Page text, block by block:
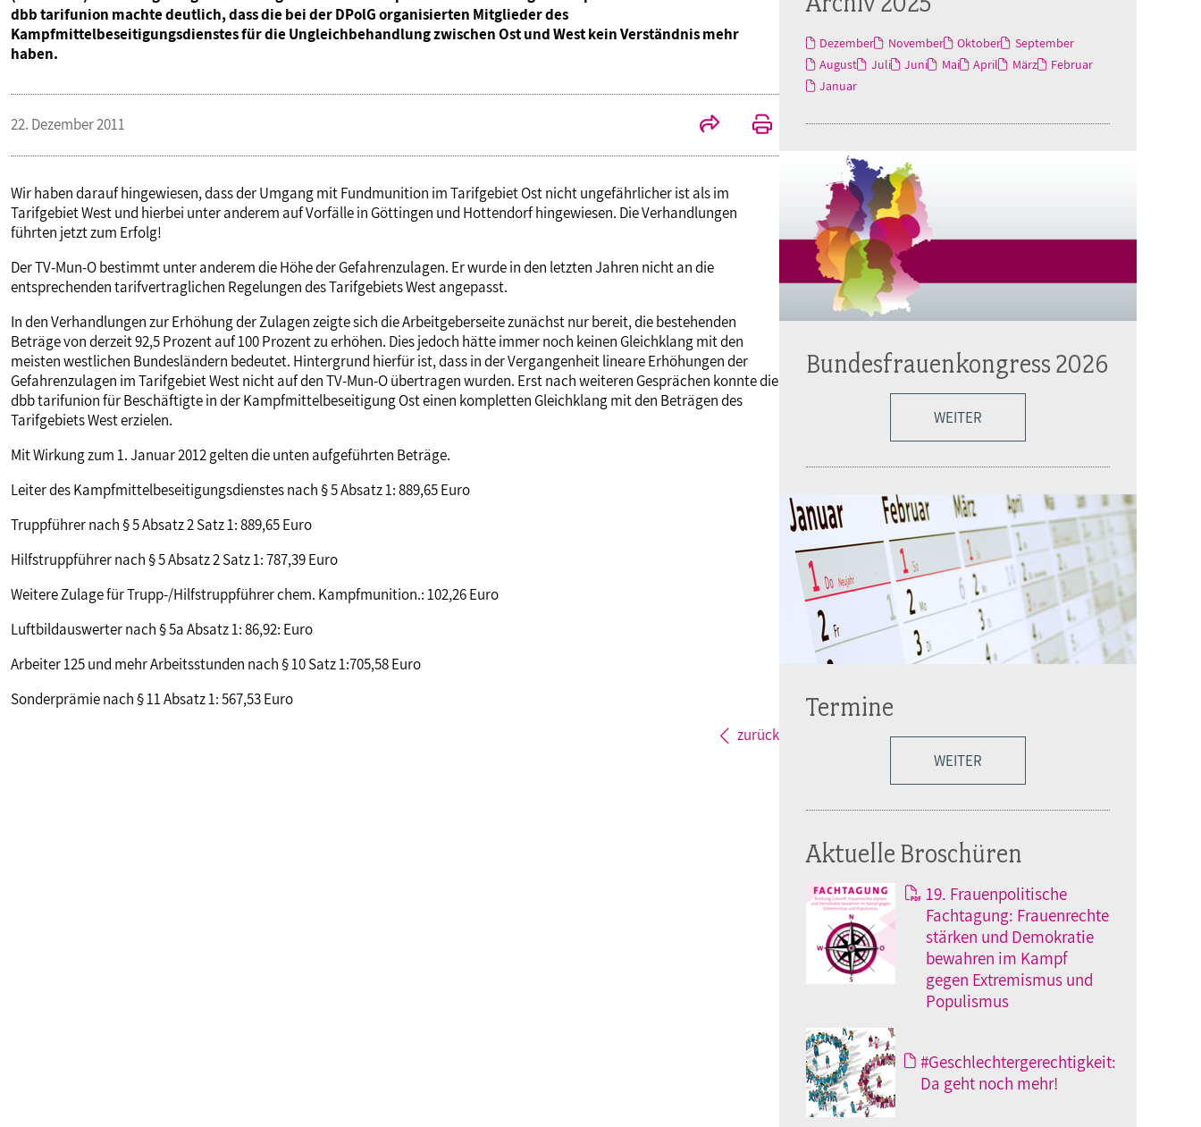
Mitgliedsgewerkschaften
Kooperationen
Alterssicherung
Bildung
Gesundheit
Gender Budgeting
Europa
Stellungnahmen
Digitalisierung
Frauenrecht kompakt
PUBLIKATIONEN
TERMINE & VERANSTALTUNGEN
Seminare
MITGLIEDSCHAFT & SERVICE
Akademie
Verlag
dbb tarifunion machte deutlich, dass die bei der DPolG organisierten Mitglieder des
Kampfmittelbeseitigungsdienstes für die Ungleichbehandlung zwischen Ost und West kein Verständnis mehr
haben.
22. Dezember 2011
Wir haben darauf hingewiesen, dass der Umgang mit Fundmunition im Tarifgebiet Ost nicht ungefährlicher ist als im
Tarifgebiet West und hierbei unter anderem auf Vorfälle in Göttingen und Hottendorf hingewiesen. Die Verhandlungen
führten jetzt zum Erfolg!
Der TV-Mun-O bestimmt unter anderem die Höhe der Gefahrenzulagen. Er wurde in den letzten Jahren nicht an die
entsprechenden tarifvertraglichen Regelungen des Tarifgebiets West angepasst.
In den Verhandlungen zur Erhöhung der Zulagen zeigte sich die Arbeitgeberseite zunächst nur bereit, die bestehenden
Beträge von derzeit 92,5 Prozent auf 100 Prozent zu erhöhen. Dies jedoch hätte immer noch keinen Gleichklang mit den
meisten westlichen Bundesländern bedeutet. Hintergrund hierfür ist, dass in der Vergangenheit lineare Erhöhungen der
Gefahrenzulagen im Tarifgebiet West nicht auf den TV-Mun-O übertragen wurden. Erst nach weiteren Gesprächen konnte die
dbb tarifunion für Beschäftigte in der Kampfmittelbeseitigung Ost einen kompletten Gleichklang mit den Beträgen des
Tarifgebiets West erzielen.
Mit Wirkung zum 1. Januar 2012 gelten die unten aufgeführten Beträge.
Leiter des Kampfmittelbeseitigungsdienstes nach § 5 Absatz 1: 889,65 Euro
Truppführer nach § 5 Absatz 2 Satz 1: 889,65 Euro
Hilfstruppführer nach § 5 Absatz 2 Satz 1: 787,39 Euro
Weitere Zulage für Trupp-/Hilfstruppführer chem. Kampfmunition.: 102,26 Euro
Luftbildauswerter nach § 5a Absatz 1: 86,92: Euro
Arbeiter 125 und mehr Arbeitsstunden nach § 10 Satz 1:705,58 Euro
Sonderprämie nach § 11 Absatz 1: 567,53 Euro
zurück
Dezember November Oktober
September
August
Juli Juni Mai April März
Februar
Januar
Bundesfrauenkongress 2026
WEITER
Termine
WEITER
Aktuelle Broschüren
19. Frauenpolitische
Fachtagung: Frauenrechte
stärken und Demokratie
bewahren im Kampf
gegen Extremismus und
Populismus
#Geschlechtergerechtigkeit:
Da geht noch mehr!